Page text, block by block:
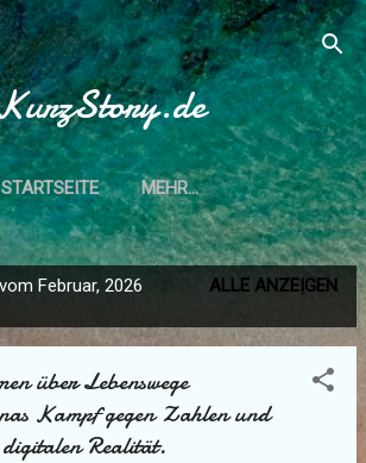
Direkt zum Hauptbereich
STARTSEITE MEHR…
U. DATENSCHUTZERKLÄRUNG
Februar, 2026
ALLE ANZEIGEN
über Lebenswege
Kampf gegen Zahlen und
Realität.